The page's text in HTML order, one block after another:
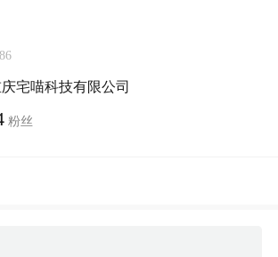
宅喵科技有限公司
粉丝